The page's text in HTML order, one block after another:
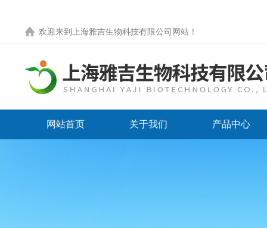
欢迎来到 上海雅吉生物科技有限公司网站 ！
网站首页 关于我们 产品中心